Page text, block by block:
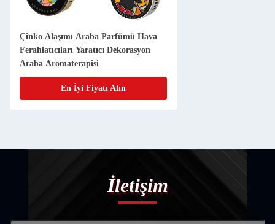
Çinko Alaşımı Araba Parfümü Hava
Ferahlatıcıları Yaratıcı Dekorasyon
Araba Aromaterapisi
En İyi Fiyatı Alın
İletişim